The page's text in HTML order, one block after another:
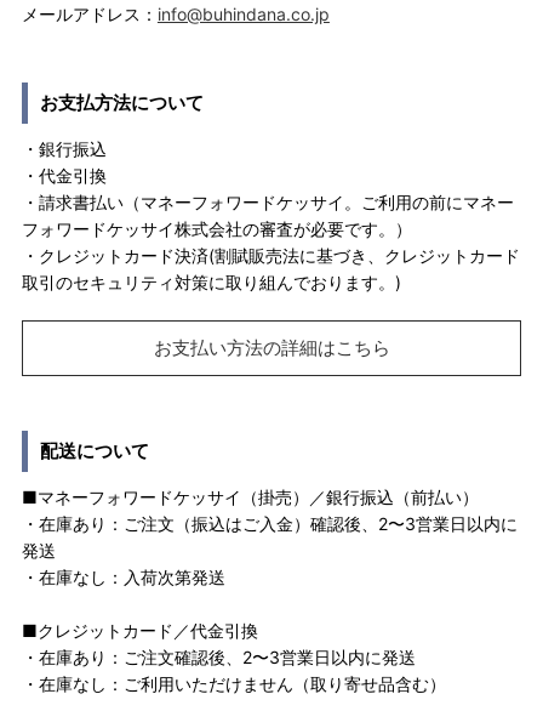
メールアドレス： info@buhindana.co.jp
お支払方法について
・銀行振込
・代金引換
・請求書払い（マネーフォワードケッサイ。ご利用の前にマネー
フォワードケッサイ株式会社の審査が必要です。）
・クレジットカード決済(割賦販売法に基づき、クレジットカード
取引のセキュリティ対策に取り組んでおります。)
お支払い方法の詳細はこちら
配送について
■マネーフォワードケッサイ（掛売）／銀行振込（前払い）
・在庫あり：ご注文（振込はご入金）確認後、2〜3営業日以内に
発送
・在庫なし：入荷次第発送
■クレジットカード／代金引換
・在庫あり：ご注文確認後、2〜3営業日以内に発送
・在庫なし：ご利用いただけません（取り寄せ品含む）